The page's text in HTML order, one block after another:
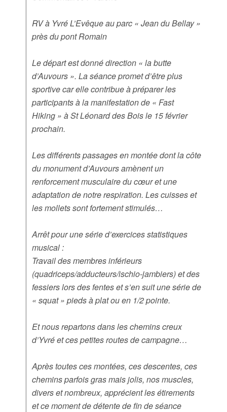
RV à Yvré L’Evêque au parc « Jean du Bellay »
près du pont Romain
Le départ est donné direction « la butte
d’Auvours ». La séance promet d’être plus
sportive car elle contribue à préparer les
participants à la manifestation de « Fast
Hiking » à St Léonard des Bois le 15 février
prochain.
Les différents passages en montée dont la côte
du monument d’Auvours amènent un
renforcement musculaire du cœur et une
adaptation de notre respiration. Les cuisses et
les mollets sont fortement stimulés…
Arrêt pour une série d’exercices statistiques
musical :
Travail des membres inférieurs
(quadriceps/adducteurs/ischio-jambiers) et des
fessiers lors des fentes et s’en suit une série de
« squat » pieds à plat ou en 1/2 pointe.
Et nous repartons dans les chemins creux
d’Yvré et ces petites routes de campagne…
Après toutes ces montées, ces descentes, ces
chemins parfois gras mais jolis, nos muscles,
divers et nombreux, apprécient les étirements
et ce moment de détente de fin de séance